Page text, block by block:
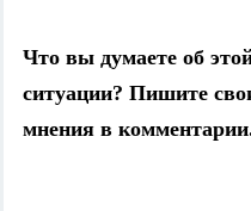
Что вы думаете об
ситуации? Пишите
мнения в